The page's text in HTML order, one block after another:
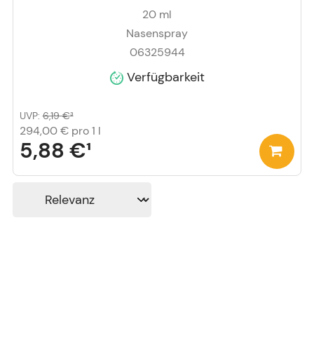
20 ml
Nasenspray
06325944
Verfügbarkeit
5,88 €¹
UVP: 6,19 €³
294,00 € pro 1 l